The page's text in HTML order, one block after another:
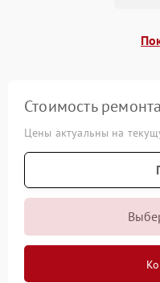
Стоимость
Цены актуальны на